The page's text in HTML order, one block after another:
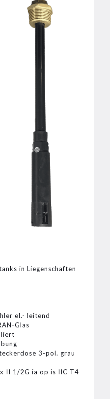
in Liegenschaften
el.- leitend
Glas
3-pol. grau
II 1/2G ia op is IIC T4